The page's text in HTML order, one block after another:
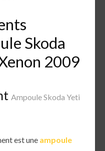
Skoda
2009
Ampoule Skoda Yeti
est une ampoule